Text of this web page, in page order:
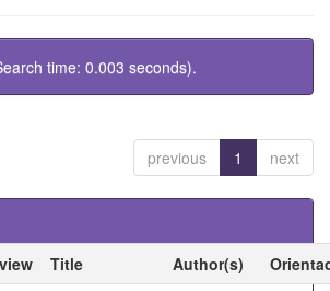
time: 0.003 seconds).
previous 1 next
Title Author(s)